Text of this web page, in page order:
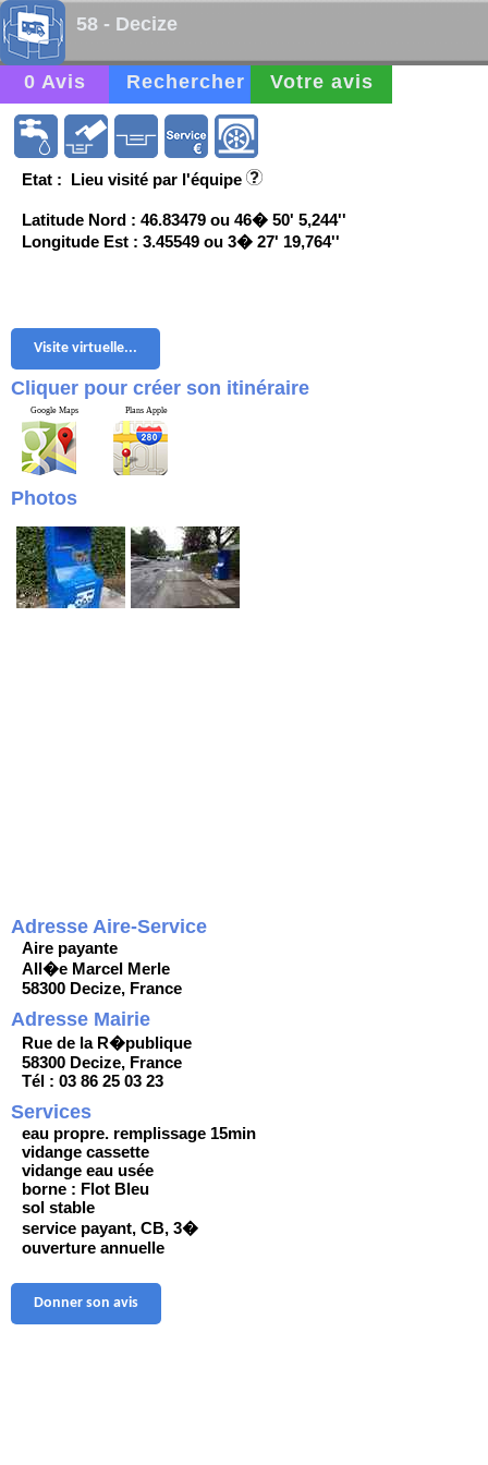
58 - Decize
0 Avis Rechercher Votre avis
Etat : Lieu visité par l'équipe
Latitude Nord : 46.83479 ou 46� 50' 5,244''
Longitude Est : 3.45549 ou 3� 27' 19,764''
Visite virtuelle...
Cliquer pour créer son itinéraire
Google Maps Plans Apple
Photos
Adresse Aire-Service
Aire payante
All�e Marcel Merle
58300 Decize, France
Adresse Mairie
Rue de la R�publique
58300 Decize, France
Tél : 03 86 25 03 23
Services
eau propre. remplissage 15min
vidange cassette
vidange eau usée
borne : Flot Bleu
sol stable
service payant, CB, 3�
ouverture annuelle
Donner son avis